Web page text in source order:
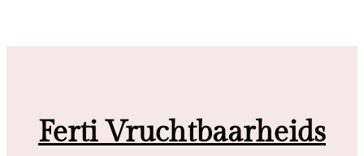
Ferti Vruchtbaarheids